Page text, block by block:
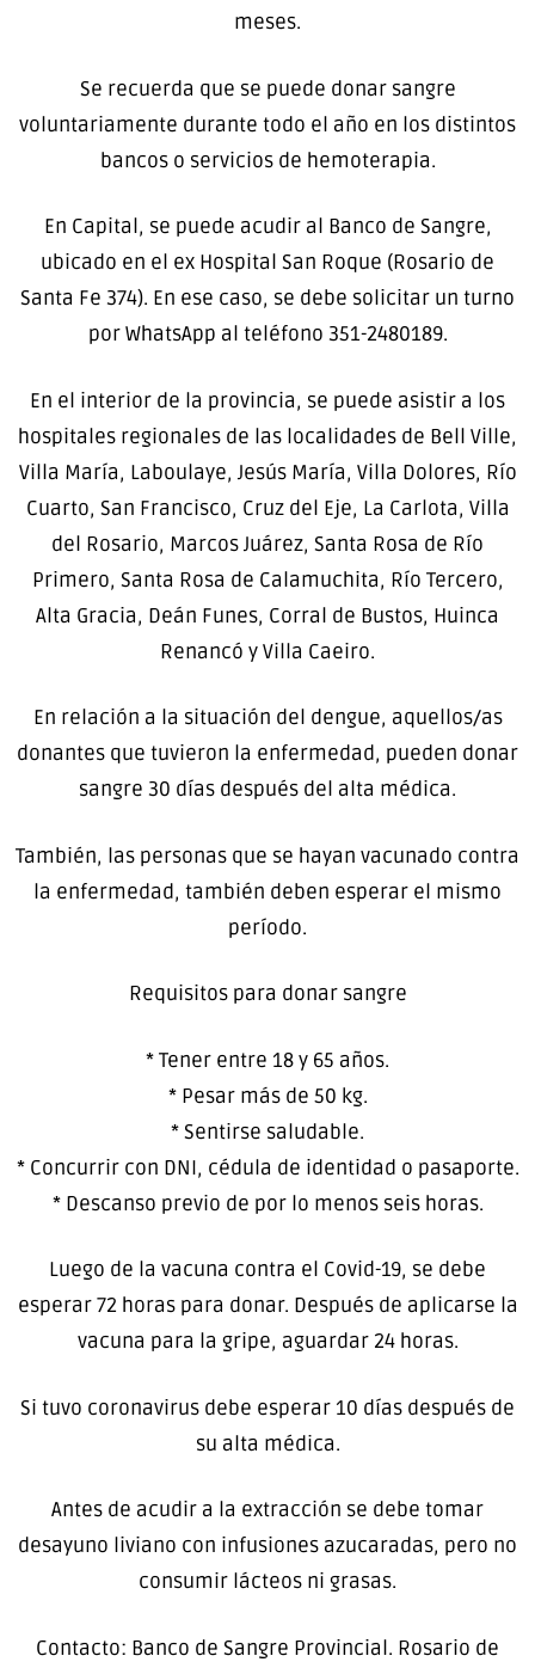
meses.
Se recuerda que se puede donar sangre
voluntariamente durante todo el año en los distintos
bancos o servicios de hemoterapia.
En Capital, se puede acudir al Banco de Sangre,
ubicado en el ex Hospital San Roque (Rosario de
Santa Fe 374). En ese caso, se debe solicitar un turno
por WhatsApp al teléfono 351-2480189.
En el interior de la provincia, se puede asistir a los
hospitales regionales de las localidades de Bell Ville,
Villa María, Laboulaye, Jesús María, Villa Dolores, Río
Cuarto, San Francisco, Cruz del Eje, La Carlota, Villa
del Rosario, Marcos Juárez, Santa Rosa de Río
Primero, Santa Rosa de Calamuchita, Río Tercero,
Alta Gracia, Deán Funes, Corral de Bustos, Huinca
Renancó y Villa Caeiro.
En relación a la situación del dengue, aquellos/as
donantes que tuvieron la enfermedad, pueden donar
sangre 30 días después del alta médica.
También, las personas que se hayan vacunado contra
la enfermedad, también deben esperar el mismo
período.
Requisitos para donar sangre
* Tener entre 18 y 65 años.
* Pesar más de 50 kg.
* Sentirse saludable.
* Concurrir con DNI, cédula de identidad o pasaporte.
* Descanso previo de por lo menos seis horas.
Luego de la vacuna contra el Covid-19, se debe
esperar 72 horas para donar. Después de aplicarse la
vacuna para la gripe, aguardar 24 horas.
Si tuvo coronavirus debe esperar 10 días después de
su alta médica.
Antes de acudir a la extracción se debe tomar
desayuno liviano con infusiones azucaradas, pero no
consumir lácteos ni grasas.
Contacto: Banco de Sangre Provincial. Rosario de